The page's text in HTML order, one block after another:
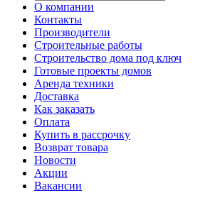
О компании
Контакты
Производители
Строительные работы
Строительство дома под ключ
Готовые проекты домов
Аренда техники
Доставка
Как заказать
Оплата
Купить в рассрочку
Возврат товара
Новости
Акции
Вакансии